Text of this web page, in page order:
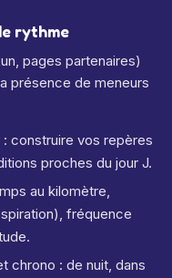
rythme
pages partenaires)
présence de meneurs
construire vos repères
proches du jour J.
au kilomètre,
fréquence
chrono : de nuit, dans